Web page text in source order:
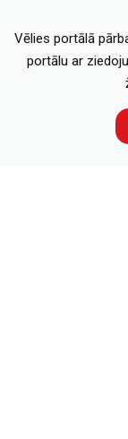
Vēlies portālā
portālu ar